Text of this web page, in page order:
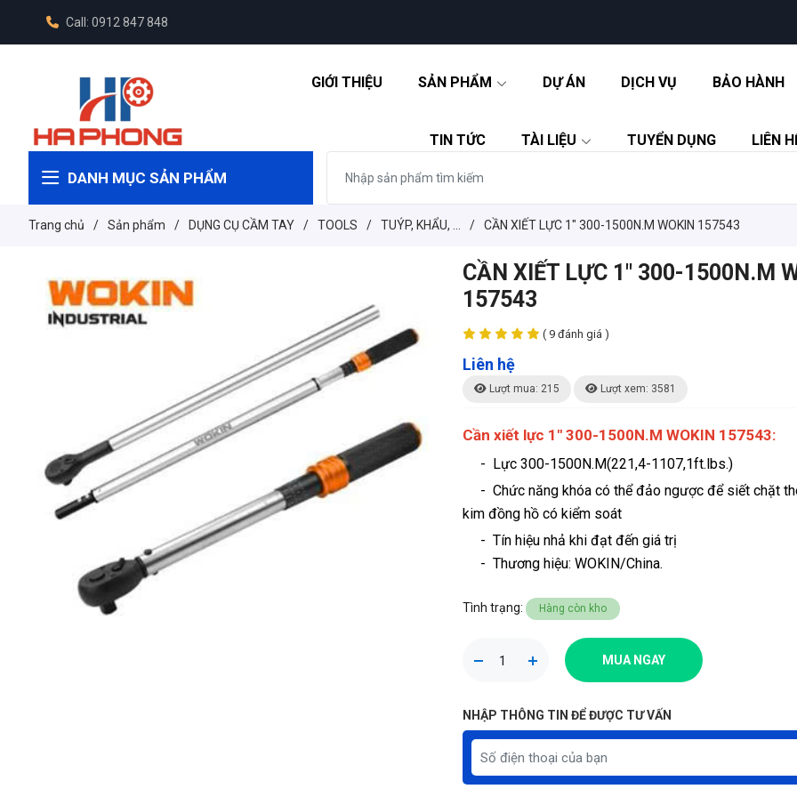
Call: 0912 847 848
GIỚI THIỆU SẢN PHẨM DỰ ÁN DỊCH VỤ BẢO HÀNH
TIN TỨC TÀI LIỆU TUYỂN DỤNG LIÊN
DANH MỤC SẢN PHẨM
Trang chủ / Sản phẩm / DỤNG CỤ CẦM TAY / TOOLS / TUÝP, KHẨU, ... / CẦN XIẾT LỰC 1" 300-1500N.M WOKIN 157543
CẦN XIẾT LỰC 1" 300-1500N.M
157543
( 9 đánh giá )
Liên hệ
Lượt mua: 215 Lượt xem: 3581
Cần xiết lực 1" 300-1500N.M WOKIN 157543:
- Lực 300-1500N.M(221,4-1107,1ft.lbs.)
- Chức năng khóa có thể đảo ngược để siết chặt
kim đồng hồ có kiểm soát
- Tín hiệu nhả khi đạt đến giá trị
- Thương hiệu: WOKIN/China.
Tình trạng: Hàng còn kho
MUA NGAY
NHẬP THÔNG TIN ĐỂ ĐƯỢC TƯ VẤN